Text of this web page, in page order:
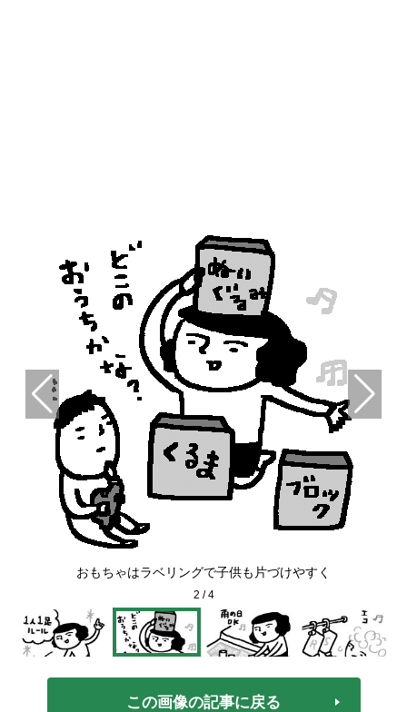
おもちゃはラベリングで子供も片づけやすく
2 /4
この画像の記事に戻る